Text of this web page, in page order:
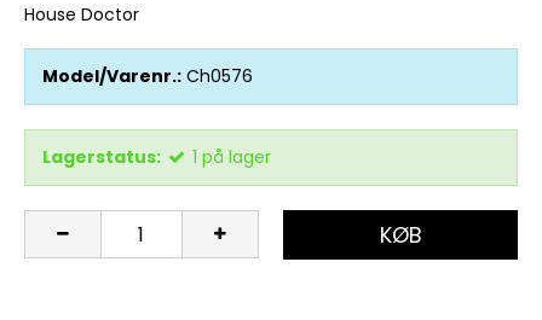
House Doctor
Model/Varenr.: Ch0576
Lagerstatus: 1 på lager
KØB